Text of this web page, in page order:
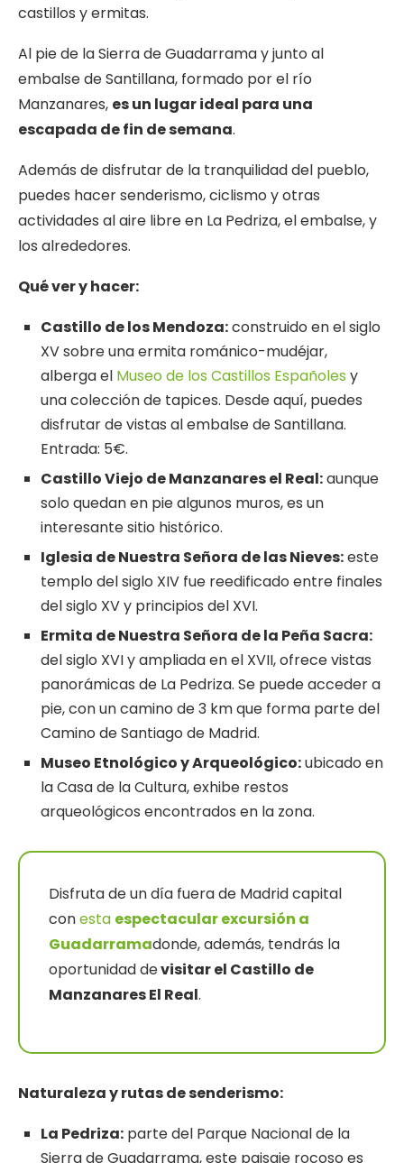
castillos y ermitas.
Al pie de la Sierra de Guadarrama y junto al
embalse de Santillana, formado por el río
Manzanares, es un lugar ideal para una
escapada de fin de semana.
Además de disfrutar de la tranquilidad del pueblo,
puedes hacer senderismo, ciclismo y otras
actividades al aire libre en La Pedriza, el embalse, y
los alrededores.
Quéver yhacer:
Castillo de los Mendoza:construido en el siglo
XV sobre una ermita románico-mudéjar,
alberga el Museo de los Castillos Españoles y
una colección de tapices. Desde aquí, puedes
disfrutar de vistas al embalse de Santillana.
Entrada: 5€.
Castillo Viejo de Manzanares el Real:aunque
solo quedan en pie algunos muros, es un
interesante sitio histórico.
Iglesia de Nuestra Señora de las Nieves:este
templo del siglo XIV fue reedificado entre finales
del siglo XV y principios del XVI.
Ermita de Nuestra Señora de la Peña Sacra:
del siglo XVI y ampliada en el XVII, ofrece vistas
panorámicas de La Pedriza. Se puede acceder a
pie, con un camino de 3 km que forma parte del
Camino de Santiago de Madrid.
Museo Etnológico y Arqueológico:ubicado en
la Casa de la Cultura, exhibe restos
arqueológicos encontrados en la zona.
Disfruta de un día fuera de Madrid capital
conesta espectacular excursión a
Guadarramadonde, además, tendrás la
oportunidad devisitar el Castillo de
Manzanares El Real.
Naturaleza yrutas desenderismo:
La Pedriza: parte del Parque Nacional de la
Sierra de Guadarrama, este paisaje rocoso es